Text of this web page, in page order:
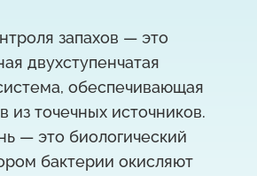
запахов — это
двухступенчатая
обеспечивающая
из точечных источников.
— это биологический
бактерии окисляют